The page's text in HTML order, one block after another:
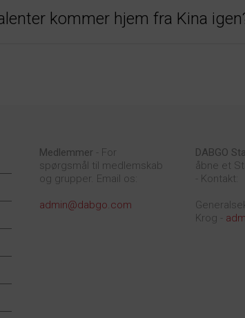
kommer hjem fra Kina
Medlemmer - For
spørgsmål til medlemskab
og grupper. Email os:
admin@dabgo.com
DABGO
åbne et
- Kontakt:
Krog -